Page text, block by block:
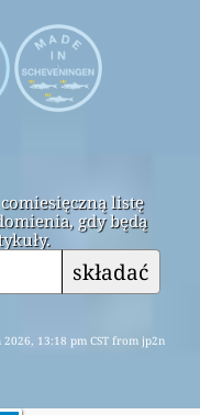
listę
gdy będą
składać
2026, 13:18 pm CST from jp2n